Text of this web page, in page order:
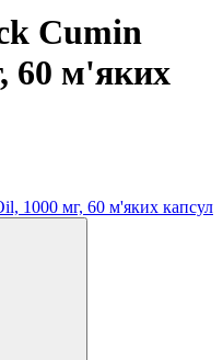
Cumin
60 м'яких